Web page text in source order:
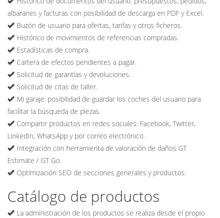
albaranes y facturas con posibilidad de descarga en PDF y Excel.
Buzón de usuario para ofertas, tarifas y otros ficheros.
Histórico de movimientos de referencias compradas.
Estadísticas de compra.
Cartera de efectos pendientes a pagar.
Solicitud de garantías y devoluciones.
Solicitud de citas de taller.
Mi garaje: posibilidad de guardar los coches del usuario para
facilitar la búsqueda de piezas.
Compartir productos en redes sociales: Facebook, Twitter,
LinkedIn, WhatsApp y por correo electrónico.
Integración con herramienta de valoración de daños GT
Estimate / GT Go.
Optimización SEO de secciones generales y productos.
Catálogo de productos
La administración de los productos se realiza desde el propio